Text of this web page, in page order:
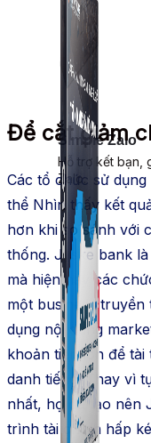
Simple Zalo
Hỗ trợ kết bạn,
Zalo.
Để cắt giảm
Các tổ chức sử dụng
thể Nhìn thấy kết
hơn khi so sánh với
thống. Jyske bank là
mà hiện nay các
một businesstruyền
dụng nội dung
khoản tiền lớn để
danh tiếng. Thay vì
nhất, họ đã tạo nên
trình tài chính hấp